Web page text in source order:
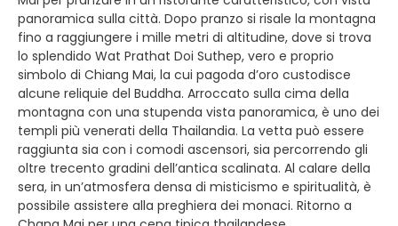
panoramica sulla città. Dopo pranzo si risale la montagna
fino a raggiungere i mille metri di altitudine, dove si trova
lo splendido Wat Prathat Doi Suthep, vero e proprio
simbolo di Chiang Mai, la cui pagoda d’oro custodisce
alcune reliquie del Buddha. Arroccato sulla cima della
montagna con una stupenda vista panoramica, è uno dei
templi più venerati della Thailandia. La vetta può essere
raggiunta sia con i comodi ascensori, sia percorrendo gli
oltre trecento gradini dell’antica scalinata. Al calare della
sera, in un’atmosfera densa di misticismo e spiritualità, è
possibile assistere alla preghiera dei monaci. Ritorno a